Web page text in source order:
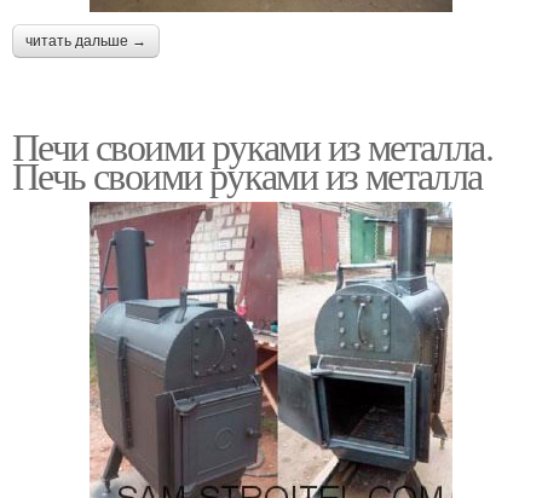
читать дальше →
Печи своими руками из металла.
Печь своими руками из металла